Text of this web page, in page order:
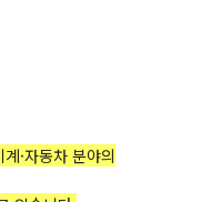
계·자동차 분야의